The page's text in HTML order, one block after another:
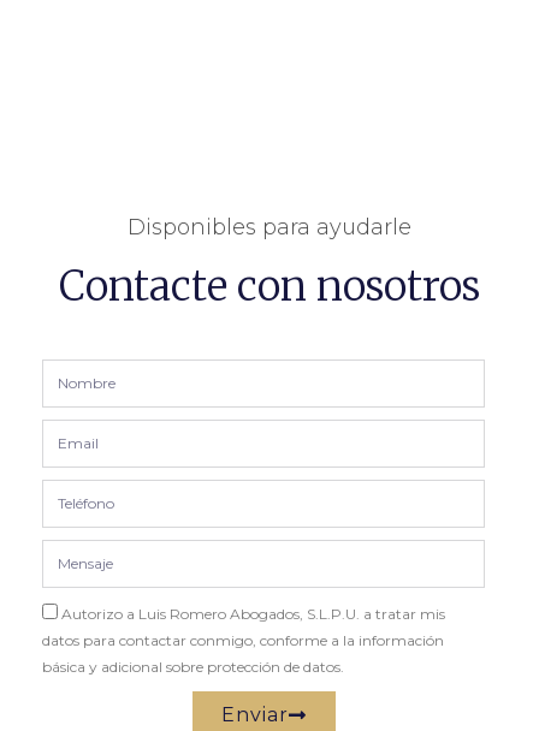
Disponibles para ayudarle
Contacte con nosotros
Autorizo a Luis Romero Abogados, S.L.P.U. a tratar mis
datos para contactar conmigo, conforme a la información
básica y adicional sobre protección de datos.
Enviar